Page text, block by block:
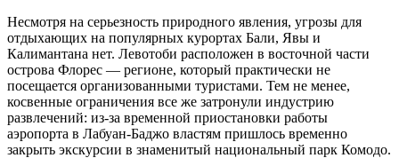
Несмотря на серьезность природного явления, угрозы для
отдыхающих на популярных курортах Бали, Явы и
Калимантана нет. Левотоби расположен в восточной части
острова Флорес — регионе, который практически не
посещается организованными туристами. Тем не менее,
косвенные ограничения все же затронули индустрию
развлечений: из-за временной приостановки работы
аэропорта в Лабуан-Баджо властям пришлось временно
закрыть экскурсии в знаменитый национальный парк Комодо.